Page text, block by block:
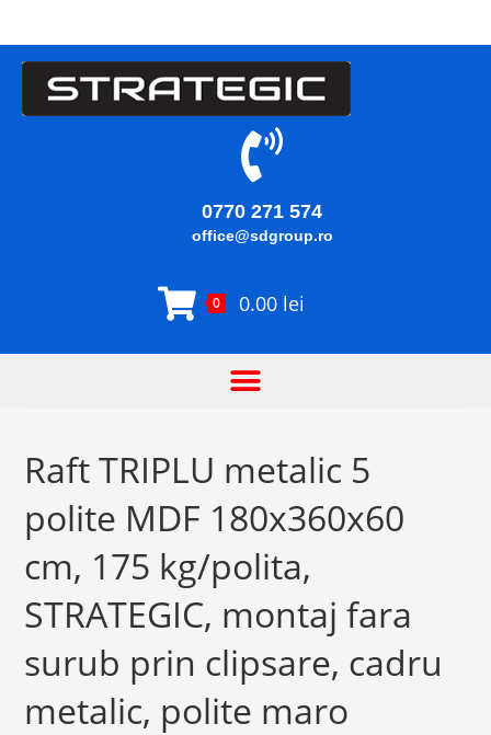
0770 271 574
office@sdgroup.ro
0 0.00 lei
Raft TRIPLU metalic 5
polite MDF 180x360x60
cm, 175 kg/polita,
STRATEGIC, montaj fara
surub prin clipsare, cadru
metalic, polite maro